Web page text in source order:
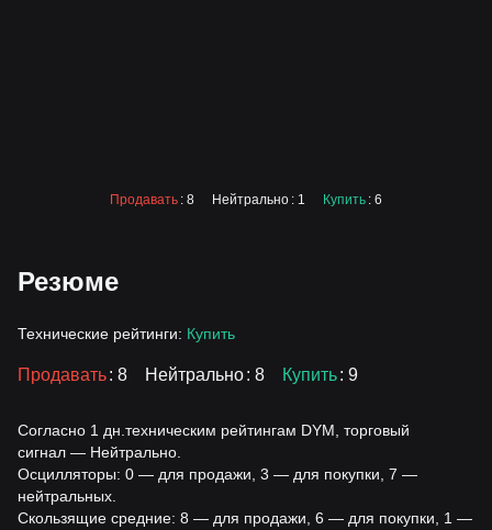
Продавать : 8 Нейтрально : 1 Купить : 6
Резюме
Технические рейтинги: Купить
Продавать: 8 Нейтрально: 8 Купить: 9
Согласно 1 дн.техническим рейтингам DYM, торговый
сигнал — Нейтрально.
Осцилляторы: 0 — для продажи, 3 — для покупки, 7 —
нейтральных.
Скользящие средние: 8 — для продажи, 6 — для покупки, 1 —